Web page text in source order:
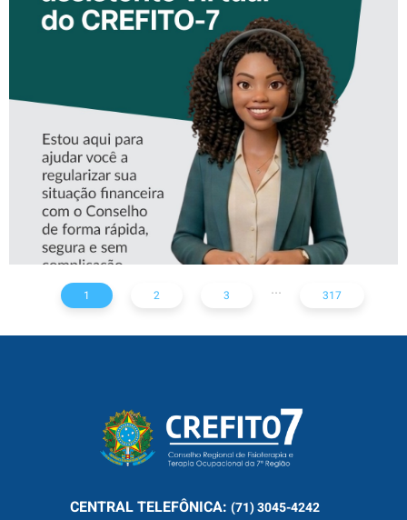
CONHEÇA A ‘ALINE’,
ASSISTENTE VIRTUAL DO
CREFITO-7
1 2 3 ... 317
CENTRALTELEFÔNICA: (71) 3045-4242